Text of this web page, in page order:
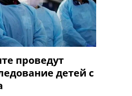
проведут
детей с